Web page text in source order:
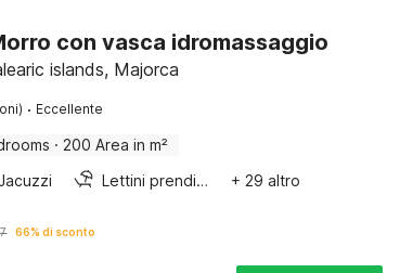
con vasca idromassaggio
islands, Majorca
· Eccellente
· 200 Area in m²
Lettini prendisole + 29 altro
66% di sconto